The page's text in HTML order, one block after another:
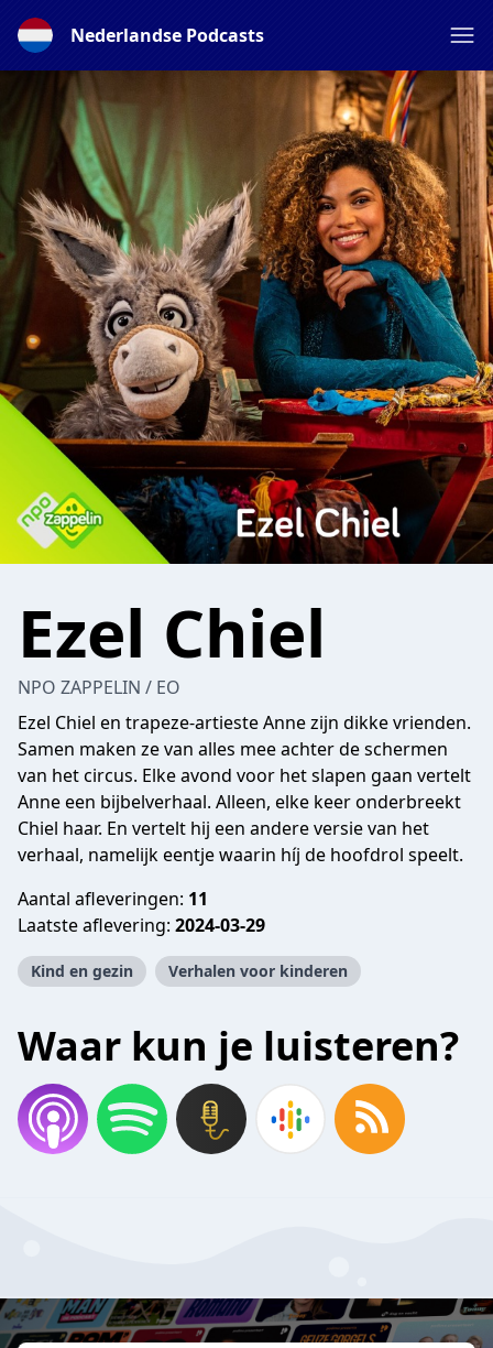
Nederlandse Podcasts
Ezel Chiel
NPO ZAPPELIN / EO
Ezel Chiel en trapeze-artieste Anne zijn dikke vrienden.
Samen maken ze van alles mee achter de schermen
van het circus. Elke avond voor het slapen gaan vertelt
Anne een bijbelverhaal. Alleen, elke keer onderbreekt
Chiel haar. En vertelt hij een andere versie van het
verhaal, namelijk eentje waarin híj de hoofdrol speelt.
Aantal afleveringen: 11
Laatste aflevering: 2024-03-29
Kind en gezin Verhalen voor kinderen
Waar kun je luisteren?